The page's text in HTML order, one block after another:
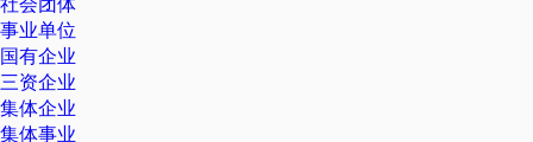
事业单位
国有企业
三资企业
集体企业
集体事业